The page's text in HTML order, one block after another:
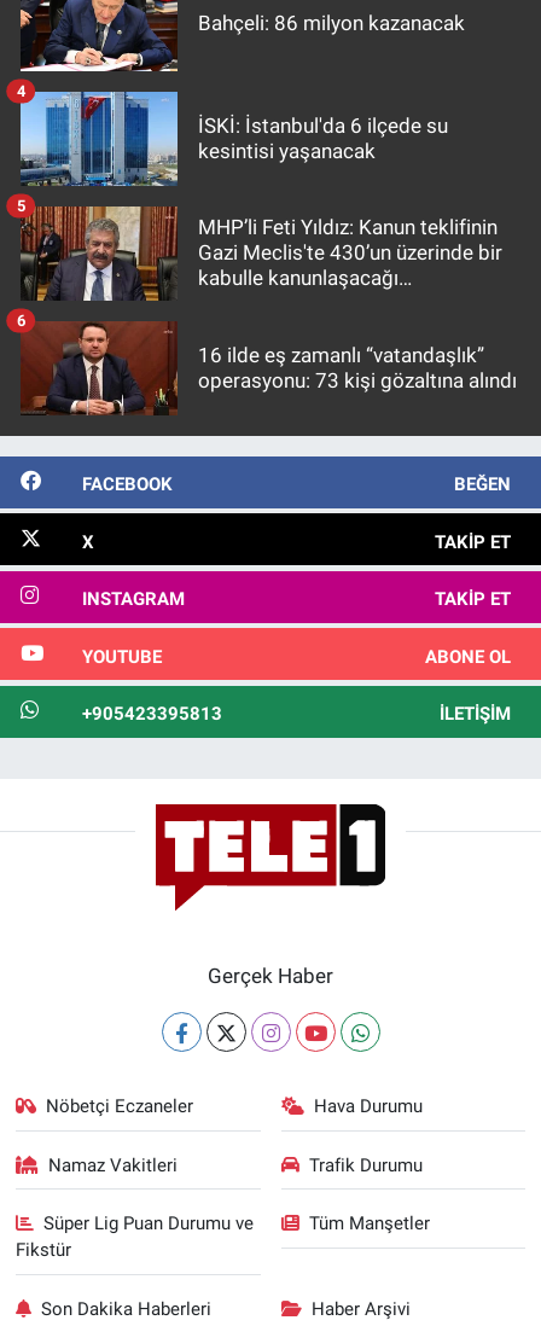
Bahçeli: 86 milyon kazanacak
İSKİ: İstanbul'da 6 ilçede su
kesintisi yaşanacak
4
MHP’li Feti Yıldız: Kanun teklifinin
Gazi Meclis'te 430’un üzerinde bir
kabulle kanunlaşacağı
5
16 ilde eş zamanlı “vatandaşlık”
operasyonu: 73 kişi gözaltına alındı
6
FACEBOOK BEĞEN
X TAKIP ET
INSTAGRAM TAKIP ET
YOUTUBE ABONE OL
+905423395813 İLETIŞIM
Gerçek Haber
Nöbetçi Eczaneler Hava Durumu
Namaz Vakitleri Trafik Durumu
Süper Lig Puan Durumu ve
Fikstür
Tüm Manşetler
Son Dakika Haberleri Haber Arşivi